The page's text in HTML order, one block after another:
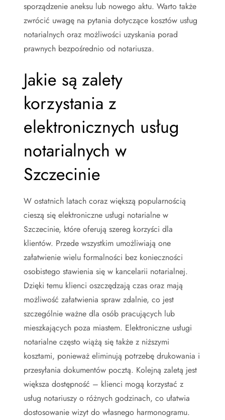
sporządzenie aneksu lub nowego aktu. Warto także
zwrócić uwagę na pytania dotyczące kosztów usług
notarialnych oraz możliwości uzyskania porad
prawnych bezpośrednio od notariusza.
Jakie są zalety
korzystania z
elektronicznych usług
notarialnych w
Szczecinie
W ostatnich latach coraz większą popularnością
cieszą się elektroniczne usługi notarialne w
Szczecinie, które oferują szereg korzyści dla
klientów. Przede wszystkim umożliwiają one
załatwienie wielu formalności bez konieczności
osobistego stawienia się w kancelarii notarialnej.
Dzięki temu klienci oszczędzają czas oraz mają
możliwość załatwienia spraw zdalnie, co jest
szczególnie ważne dla osób pracujących lub
mieszkających poza miastem. Elektroniczne usługi
notarialne często wiążą się także z niższymi
kosztami, ponieważ eliminują potrzebę drukowania i
przesyłania dokumentów pocztą. Kolejną zaletą jest
większa dostępność – klienci mogą korzystać z
usług notariuszy o różnych godzinach, co ułatwia
dostosowanie wizyt do własnego harmonogramu.